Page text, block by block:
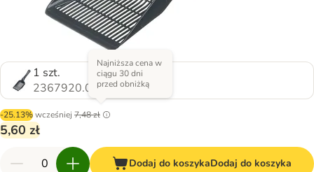
1 szt.
2367920.0
-25.13%wcześniej 7,48 zł
Najniższa cena w
ciągu 30 dni
przed obniżką
5,60 zł
Dodaj do koszykaDodaj do koszyka